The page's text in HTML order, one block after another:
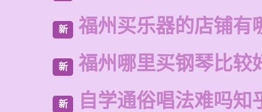
新 福州买乐器的店铺有
新 福州哪里买钢琴比较
新 自学通俗唱法难吗知